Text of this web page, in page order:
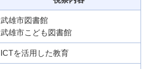
武雄市図書館
武雄市こども図書館
ICTを活用した教育